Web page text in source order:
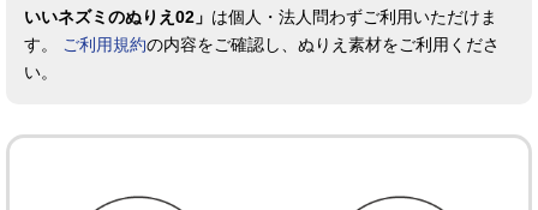
いいネズミのぬりえ02」 は個人・法人問わずご利用いただけま
す。
ご利用規約の内容をご確認し、ぬりえ素材をご利用くださ
い。